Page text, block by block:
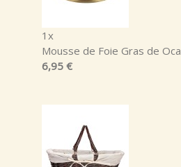
1x
Mousse de Foie Gras de Oca
6,95 €